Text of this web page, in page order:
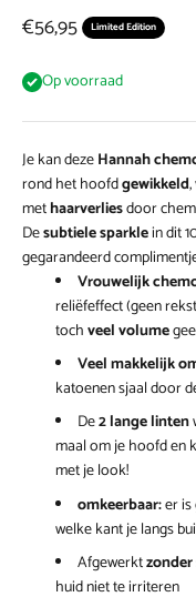
Aanbiedingsprijs
€56,95 Limited Edition
Op voorraad
Je kan dezeHannah
rond het hoofdgewikkeld
methaarverliesdoor
Desubtiele sparklein dit
gegarandeerd
Vrouwelijk
reliëfeffect (geen
tochveel volume
Veel makkelijk
katoenen sjaal door
De2 lange linten
maal om je hoofd en
met je look!
omkeerbaar:er
welke kant je langs
Afgewerkt
huid niet te irriteren